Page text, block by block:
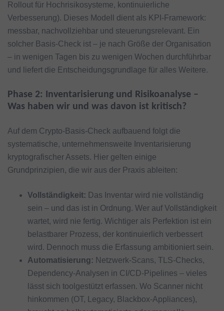
Rollout für Hochrisikosysteme, kontinuierliche
Verbesserung). Dieses Modell dient als KPI-Framework:
messbar, nachvollziehbar und steuerungsrelevant. Ein
solcher Basis-Check ist – je nach Größe der Organisation
– in wenigen Tagen bis zu wenigen Wochen durchführbar
und liefert die Entscheidungsgrundlage für alles Weitere.
Phase 2: Inventarisierung und Risikoanalyse –
Was haben wir und was davon ist kritisch?
Auf dem Crypto-Basis-Check aufbauend folgt die
systematische, unternehmensweite Inventarisierung
kryptografischer Assets. Hier gelten einige
Grundprinzipien, die wir aus der Praxis ableiten:
Vollständigkeit: Das Inventar wird nie vollständig
sein – und das ist in Ordnung. Wer auf Vollständigkeit
wartet, wird nie fertig. Wichtiger als Perfektion ist ein
belastbarer Prozess, der kontinuierlich verbessert
wird. Dennoch muss die Erfassung ambitioniert sein.
Automatisierung: Netzwerk-Scans, TLS-Checks,
Dependency-Analysen in CI/CD-Pipelines – vieles
lässt sich toolgestützt erfassen. Wo Scanner nicht
hinkommen (OT, Legacy, Blackbox-Appliances),